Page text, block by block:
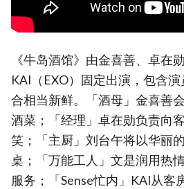
《牛岛酒馆》由金喜善、卓在
KAI（EXO）固定出演，包含
合相当新鲜。「酒母」金喜善
酒菜；「经理」卓在勋负责向
笑；「主厨」刘台午将以华丽
桌；「万能工人」文是润用热
服务；「Sense忙内」KAI从客